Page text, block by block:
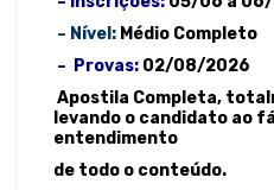
– Nível: Médio Completo
– Provas: 02/08/2026
Apostila Completa,
levando o candidato ao
entendimento
de todo o conteúdo.